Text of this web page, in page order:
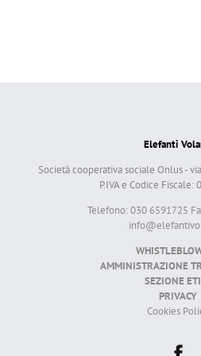
Elefanti
Società cooperativa sociale Onlus -
P.IVA e Codice Fiscale:
Telefono: 030 6591725
AMMINISTRAZIONE
SEZIONE
PRIVACY
Cookies